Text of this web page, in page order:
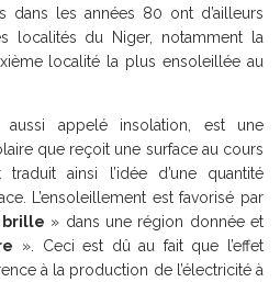
dans les années 80 ont d’ailleurs
localités du Niger, notamment la
localité la plus ensoleillée au
aussi appelé insolation, est une
que reçoit une surface au cours
ainsi l’idée d’une quantité
L’ensoleillement est favorisé par
brille » dans une région donnée et
». Ceci est dû au fait que l’effet
à la production de l’électricité à